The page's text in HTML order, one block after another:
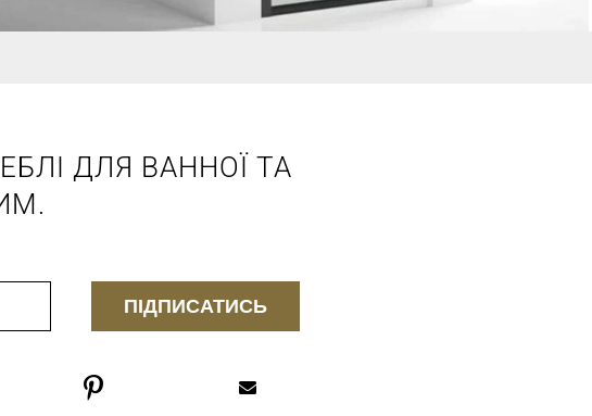
ДЛЯ ВАННОЇ ТА
ПІДПИСАТИСЬ